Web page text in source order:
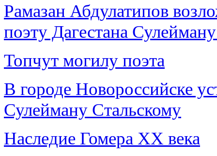
Рамазан Абдулатипов
поэту Дагестана
Топчут могилу поэта
В городе Новороссийске
Сулейману Стальскому
Наследие Гомера ХХ века